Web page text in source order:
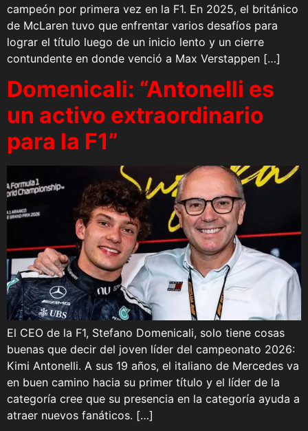
campeón por primera vez en la F1. En 2025, el británico
de McLaren tuvo que enfrentar varios desafíos para
lograr el título luego de un inicio lento y un cierre
contundente en donde venció a Max Verstappen […]
Domenicali: “Antonelli es
un activo extraordinario
para la F1”
El CEO de la F1, Stefano Domenicali, solo tiene cosas
buenas que decir del joven líder del campeonato 2026:
Kimi Antonelli. A sus 19 años, el italiano de Mercedes va
en buen camino hacia su primer título y el líder de la
categoría cree que su presencia en la categoría ayuda a
atraer nuevos fanáticos. […]